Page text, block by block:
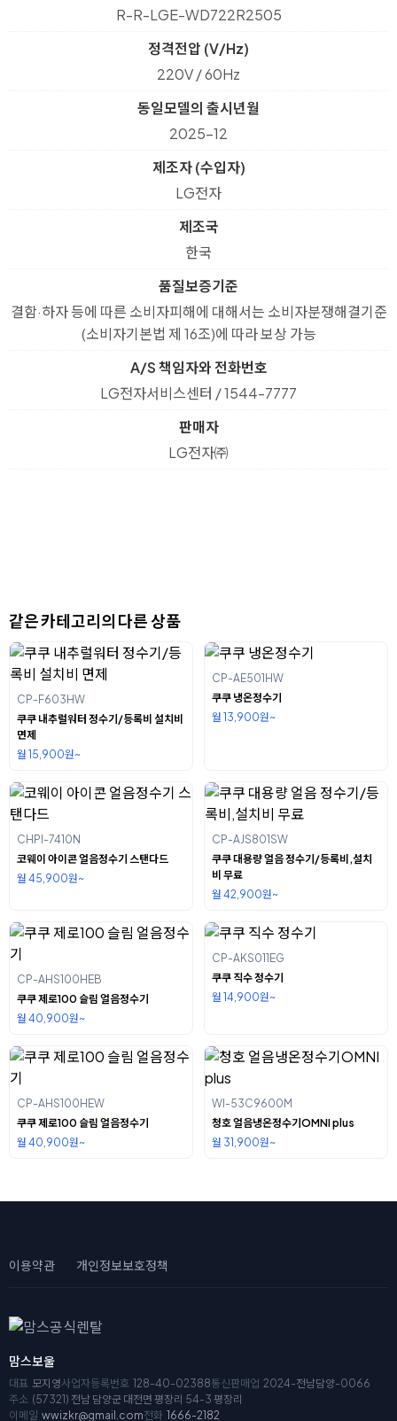
R-R-LGE-WD722R2505
정격전압 (V/Hz)
220V / 60Hz
동일모델의 출시년월
2025-12
제조자 (수입자)
LG전자
제조국
한국
품질보증기준
결함·하자 등에 따른 소비자피해에 대해서는 소비자분쟁해결기준
(소비자기본법 제 16조)에 따라 보상 가능
A/S 책임자와 전화번호
LG전자서비스센터 / 1544-7777
판매자
LG전자㈜
같은 카테고리의 다른 상품
CP-F603HW
쿠쿠 내추럴워터 정수기/등록비 설치비
면제
월 15,900원~
CP-AE501HW
쿠쿠 냉온정수기
월 13,900원~
CHPI-7410N
코웨이 아이콘 얼음정수기 스탠다드
월 45,900원~
CP-AJS801SW
쿠쿠 대용량 얼음 정수기/등록비,설치
비 무료
월 42,900원~
CP-AHS100HEB
쿠쿠 제로100 슬림 얼음정수기
월 40,900원~
CP-AKS011EG
쿠쿠 직수 정수기
월 14,900원~
CP-AHS100HEW
쿠쿠 제로100 슬림 얼음정수기
월 40,900원~
WI-53C9600M
청호 얼음냉온정수기OMNI plus
월 31,900원~
이용약관 개인정보보호정책
맘스보울
대표 모지영사업자등록번호 128-40-02388통신판매업 2024-전남담양-0066
주소 (57321) 전남 담양군 대전면 평장리 54-3 평장리
이메일 wwizkr@gmail.com전화 1666-2182